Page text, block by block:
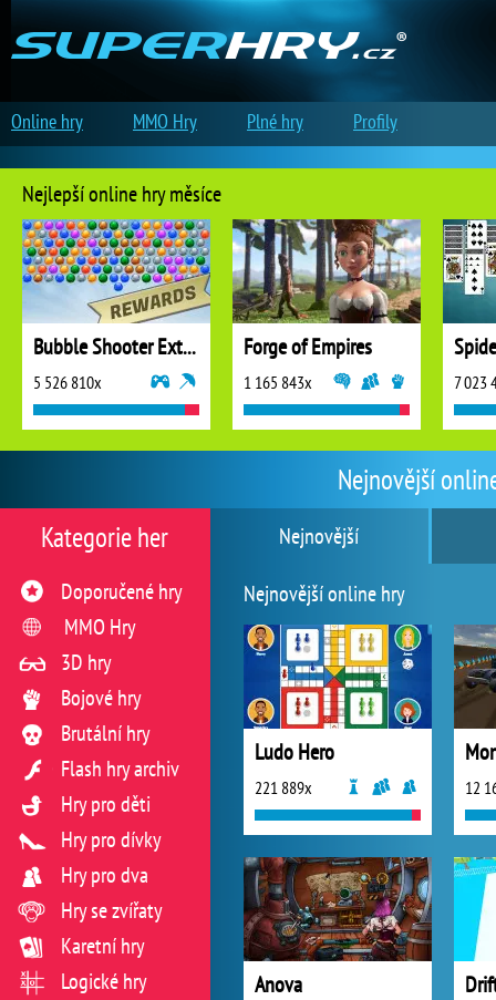
Nejnovější
Nejnovější
Nejnovější online hry
Ludo Hero
221 889x 12
Anova
Kategorie her
Doporučené hry
MMO Hry
3D hry
Bojové hry
Brutální hry
Flash hry archiv
Hry pro děti
Hry pro dívky
Hry pro dva
Hry se zvířaty
Karetní hry
Logické hry
Nejlepší online hry měsíce
Bubble Shooter Extreme
5 526 810x
Forge of Empires
1 165 843x 7 023
Online hry MMO Hry Plné hry Profily